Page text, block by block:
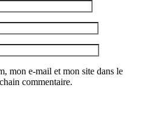
mon e-mail et mon site dans le
commentaire.